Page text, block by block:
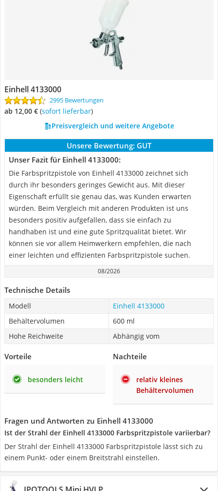
Einhell 4133000
2995 Bewertungen
ab 12,00 € ( Sofort lieferbar)
Preisvergleich und weitere Angebote
Unsere Bewertung: GUT
Unser Fazit für Einhell 4133000:
Die Farbspritzpistole von Einhell 4133000 zeichnet sich
durch ihr besonders geringes Gewicht aus. Mit dieser
Eigenschaft erfüllt sie genau das, was Kunden erwarten
würden. Beim Vergleich mit anderen Produkten ist uns
besonders positiv aufgefallen, dass sie einfach zu
handhaben ist und eine gute Spritzqualität bietet. Wir
können sie vor allem Heimwerkern empfehlen, die nach
einer leichten und effizienten Farbspritzpistole suchen.
08/2026
Technische Details
Modell
Einhell 4133000
Behältervolumen
600 ml
Hohe Reichweite
Abhängig vom
Vorteile
besonders leicht
Nachteile
relativ kleines
Behältervolumen
Fragen und Antworten zu Einhell 4133000
Ist der Strahl der Einhell 4133000 Farbspritzpistole variierbar?
Der Strahl der Einhell 4133000 Farbspritzpistole lässt sich zu
einem Punkt- oder einem Breitstrahl einstellen.